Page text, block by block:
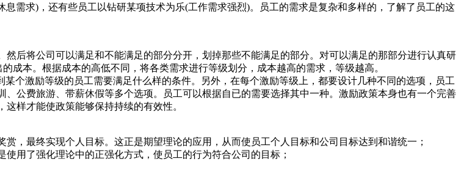
需求)，还有些员工以钻研某项技术为乐(工作需求强烈)。员工的需求是复杂和多样的，了解了员工的这
后将公司可以满足和不能满足的部分分开，划掉那些不能满足的部分。对可以满足的那部分进行认真研
成本。根据成本的高低不同，将各类需求进行等级划分，成本越高的需求，等级越高。
个激励等级的员工需要满足什么样的条件。另外，在每个激励等级上，都要设计几种不同的选项，员工
公费旅游、带薪休假等多个选项。员工可以根据自已的需要选择其中一种。激励政策本身也有一个完善
样才能使政策能够保持持续的有效性。
，最终实现个人目标。这正是期望理论的应用，从而使员工个人目标和公司目标达到和谐统一；
用了强化理论中的正强化方式，使员工的行为符合公司的目标；